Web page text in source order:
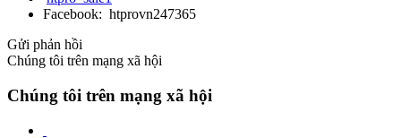
Facebook: htprovn247365
Gửi phản hồi
Chúng tôi trên mạng xã hội
Chúng tôi trên mạng xã hội